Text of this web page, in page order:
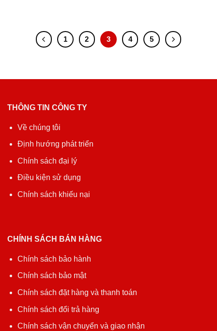
1 2 3 4 5
THÔNG TIN CÔNG TY
Về chúng tôi
Định hướng phát triển
Chính sách đại lý
Điều kiện sử dụng
Chính sách khiếu nại
CHÍNH SÁCH BÁN HÀNG
Chính sách bảo hành
Chính sách bảo mật
Chính sách đặt hàng và thanh toán
Chính sách đổi trả hàng
Chính sách vận chuyển và giao nhận